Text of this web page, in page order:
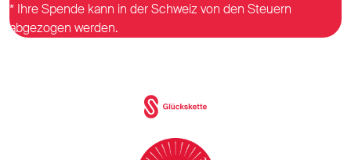
* Ihre Spende kann in der Schweiz von den Steuern
abgezogen werden.